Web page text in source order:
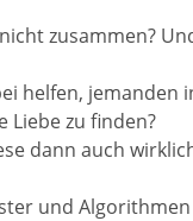
zusammen?
helfen, jemanden
Liebe zu finden?
dann auch
und